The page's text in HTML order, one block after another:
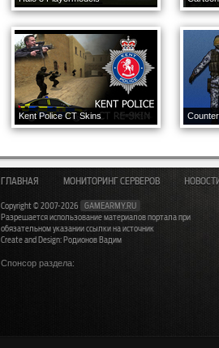
Kent Police CT Skins
ГЛАВНАЯ МОНИТОРИНГ СЕРВЕРОВ НОВОСТИ
Copyright © 2007-2026
GAMEARMY.RU
Разрешается использование материалов портала при
обязательном указании ссылки на источник
Create and Design: Родионов Вадим
Спонсор раздела: